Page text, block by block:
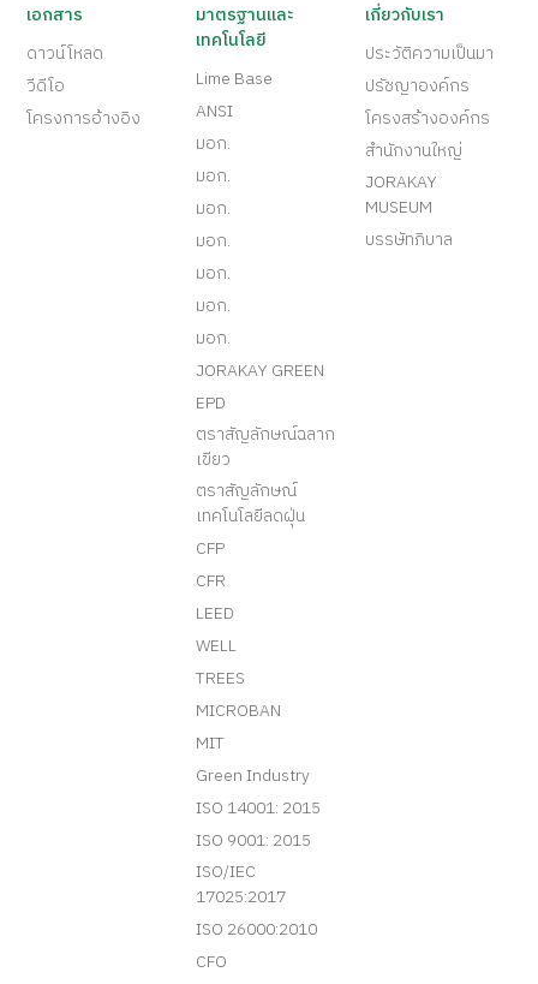
เอกสาร
ดาวน์โหลด
วีดีโอ
โครงการอ้างอิง
มาตรฐานและ
เทคโนโลยี
Lime Base
ANSI
มอก.
มอก.
มอก.
มอก.
มอก.
มอก.
มอก.
JORAKAY GREEN
EPD
ตราสัญลักษณ์ฉลาก
เขียว
ตราสัญลักษณ์
เทคโนโลยีลดฝุ่น
CFP
CFR
LEED
WELL
TREES
MICROBAN
MIT
Green Industry
ISO 14001: 2015
ISO 9001: 2015
ISO/IEC
17025:2017
ISO 26000:2010
CFO
เกี่ยวกับเรา
ประวัติความเป็นมา
ปรัชญาองค์กร
โครงสร้างองค์กร
สำนักงานใหญ่
JORAKAY
MUSEUM
บรรษัทภิบาล